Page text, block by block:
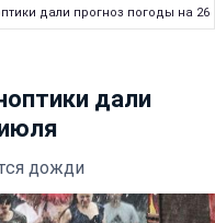
дали прогноз погоды на 26
дали
дожди